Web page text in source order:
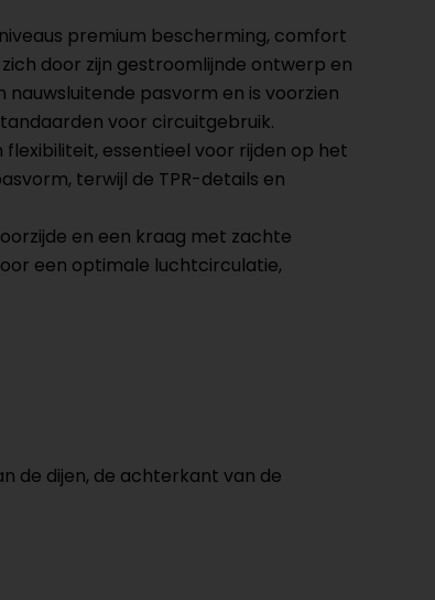
premium bescherming, comfort
door zijn gestroomlijnde ontwerp en
pasvorm en is voorzien
voor circuitgebruik.
essentieel voor rijden op het
terwijl de TPR-details en
en een kraag met zachte
een optimale luchtcirculatie,
de dijen, de achterkant van de